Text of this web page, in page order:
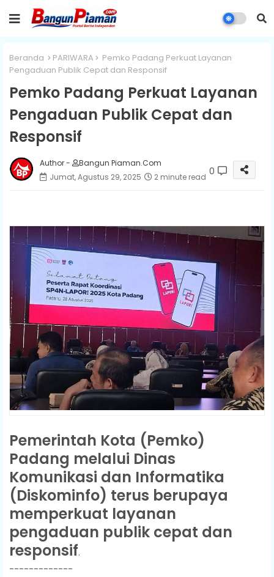
Beranda PARIWARA
Pemko Padang Perkuat Layanan
Pengaduan Publik Cepat dan Responsif
Pemko Padang Perkuat Layanan
Pengaduan Publik Cepat dan
Responsif
Author -
Bangun Piaman.Com
Jumat, Agustus 29, 2025
2 minute read 0
Pemerintah Kota (Pemko)
Padang melalui Dinas
Komunikasi dan Informatika
(Diskominfo) terus berupaya
memperkuat layanan
pengaduan publik cepat dan
responsif.
-------------